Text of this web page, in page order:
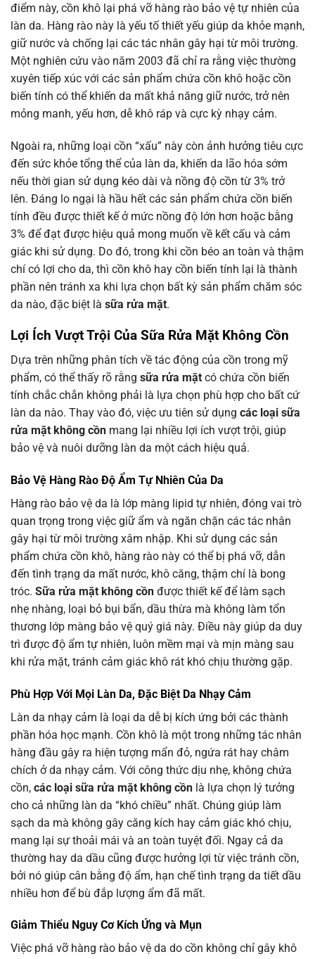
điểm này, cồn khô lại phá vỡ hàng rào bảo vệ tự nhiên của
làn da. Hàng rào này là yếu tố thiết yếu giúp da khỏe mạnh,
giữ nước và chống lại các tác nhân gây hại từ môi trường.
Một nghiên cứu vào năm 2003 đã chỉ ra rằng việc thường
xuyên tiếp xúc với các sản phẩm chứa cồn khô hoặc cồn
biến tính có thể khiến da mất khả năng giữ nước, trở nên
mỏng manh, yếu hơn, dễ khô ráp và cực kỳ nhạy cảm.
Ngoài ra, những loại cồn “xấu” này còn ảnh hưởng tiêu cực
đến sức khỏe tổng thể của làn da, khiến da lão hóa sớm
nếu thời gian sử dụng kéo dài và nồng độ cồn từ 3% trở
lên. Đáng lo ngại là hầu hết các sản phẩm chứa cồn biến
tính đều được thiết kế ở mức nồng độ lớn hơn hoặc bằng
3% để đạt được hiệu quả mong muốn về kết cấu và cảm
giác khi sử dụng. Do đó, trong khi cồn béo an toàn và thậm
chí có lợi cho da, thì cồn khô hay cồn biến tính lại là thành
phần nên tránh xa khi lựa chọn bất kỳ sản phẩm chăm sóc
da nào, đặc biệt là sữa rửa mặt.
Lợi Ích Vượt Trội Của Sữa Rửa Mặt Không Cồn
Dựa trên những phân tích về tác động của cồn trong mỹ
phẩm, có thể thấy rõ rằng sữa rửa mặt có chứa cồn biến
tính chắc chắn không phải là lựa chọn phù hợp cho bất cứ
làn da nào. Thay vào đó, việc ưu tiên sử dụng các loại sữa
rửa mặt không cồn mang lại nhiều lợi ích vượt trội, giúp
bảo vệ và nuôi dưỡng làn da một cách hiệu quả.
Bảo Vệ Hàng Rào Độ Ẩm Tự Nhiên Của Da
Hàng rào bảo vệ da là lớp màng lipid tự nhiên, đóng vai trò
quan trọng trong việc giữ ẩm và ngăn chặn các tác nhân
gây hại từ môi trường xâm nhập. Khi sử dụng các sản
phẩm chứa cồn khô, hàng rào này có thể bị phá vỡ, dẫn
đến tình trạng da mất nước, khô căng, thậm chí là bong
tróc. Sữa rửa mặt không cồn được thiết kế để làm sạch
nhẹ nhàng, loại bỏ bụi bẩn, dầu thừa mà không làm tổn
thương lớp màng bảo vệ quý giá này. Điều này giúp da duy
trì được độ ẩm tự nhiên, luôn mềm mại và mịn màng sau
khi rửa mặt, tránh cảm giác khô rát khó chịu thường gặp.
Phù Hợp Với Mọi Làn Da, Đặc Biệt Da Nhạy Cảm
Làn da nhạy cảm là loại da dễ bị kích ứng bởi các thành
phần hóa học mạnh. Cồn khô là một trong những tác nhân
hàng đầu gây ra hiện tượng mẩn đỏ, ngứa rát hay châm
chích ở da nhạy cảm. Với công thức dịu nhẹ, không chứa
cồn, các loại sữa rửa mặt không cồn là lựa chọn lý tưởng
cho cả những làn da “khó chiều” nhất. Chúng giúp làm
sạch da mà không gây căng kích hay cảm giác khó chịu,
mang lại sự thoải mái và an toàn tuyệt đối. Ngay cả da
thường hay da dầu cũng được hưởng lợi từ việc tránh cồn,
bởi nó giúp cân bằng độ ẩm, hạn chế tình trạng da tiết dầu
nhiều hơn để bù đắp lượng ẩm đã mất.
Giảm Thiểu Nguy Cơ Kích Ứng và Mụn
Việc phá vỡ hàng rào bảo vệ da do cồn không chỉ gây khô